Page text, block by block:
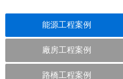
能源工程案例
廠房工程案例
路橋工程案例